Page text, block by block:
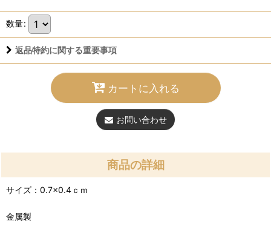
数量:
返品特約に関する重要事項
カートに入れる
お問い合わせ
商品の詳細
サイズ：0.7×0.4ｃｍ
金属製